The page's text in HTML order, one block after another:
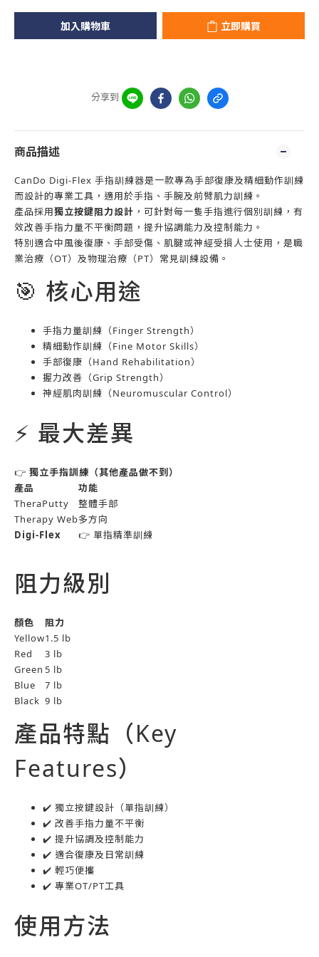
加入購物車 立即購買
分享到
商品描述
CanDo Digi-Flex 手指訓練器是一款專為手部復康及精細動作訓練
而設計的專業工具，適用於手指、手腕及前臂肌力訓練。
產品採用獨立按鍵阻力設計 ，可針對每一隻手指進行個別訓練，有
效改善手指力量不平衡問題，提升協調能力及控制能力。
特別適合中風後復康、手部受傷、肌腱或神經受損人士使用，是職
業治療（OT）及物理治療（PT）常見訓練設備。
🎯 核心用途
手指力量訓練（Finger Strength）
精細動作訓練（Fine Motor Skills）
手部復康（Hand Rehabilitation）
握力改善（Grip Strength）
神經肌肉訓練（Neuromuscular Control）
⚡ 最大差異
👉 獨立手指訓練（其他產品做不到）
產品
功能
TheraPutty
整體手部
Therapy Web多方向
Digi-Flex
👉 單指精準訓練
阻力級別
顏色
阻力
Yellow1.5 lb
Red
3 lb
Green 5 lb
Blue
7 lb
Black 9 lb
產品特點（Key
Features）
✔️ 獨立按鍵設計（單指訓練）
✔️ 改善手指力量不平衡
✔️ 提升協調及控制能力
✔️ 適合復康及日常訓練
✔️ 輕巧便攜
✔️ 專業OT/PT工具
使用方法